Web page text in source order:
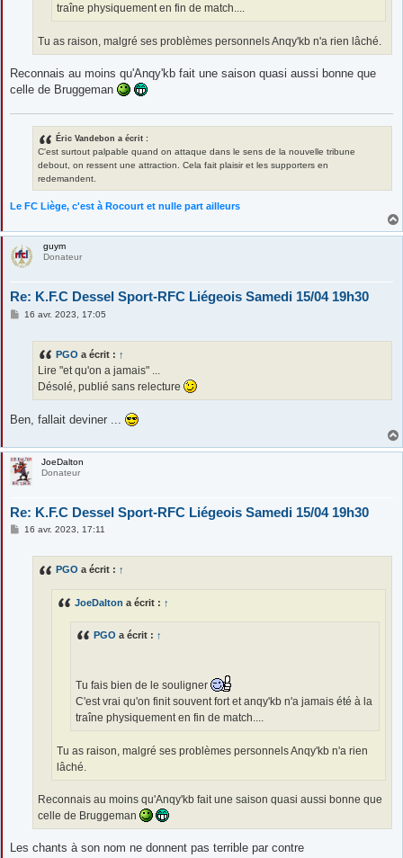
traîne physiquement en fin de match....
Tu as raison, malgré ses problèmes personnels Anqy'kb n'a rien lâché.
Reconnais au moins qu'Anqy'kb fait une saison quasi aussi bonne que
celle de Bruggeman
Éric Vandebon a écrit :
C'est surtout palpable quand on attaque dans le sens de la nouvelle tribune
debout, on ressent une attraction. Cela fait plaisir et les supporters en
redemandent.
Le FC Liège, c'est à Rocourt et nulle part ailleurs
guym
Donateur
Re: K.F.C Dessel Sport-RFC Liégeois Samedi 15/04 19h30
M16 avr. 2023, 17:05
PGO a écrit : ↑
Lire "et qu'on a jamais" ...
Désolé, publié sans relecture
Ben, fallait deviner ...
JoeDalton
Donateur
Re: K.F.C Dessel Sport-RFC Liégeois Samedi 15/04 19h30
M16 avr. 2023, 17:11
PGO a écrit : ↑
JoeDalton a écrit : ↑
PGO a écrit : ↑
Tu fais bien de le souligner
C'est vrai qu'on finit souvent fort et anqy'kb n'a jamais été à la
traîne physiquement en fin de match....
Tu as raison, malgré ses problèmes personnels Anqy'kb n'a rien
lâché.
Reconnais au moins qu'Anqy'kb fait une saison quasi aussi bonne que
celle de Bruggeman
Les chants à son nom ne donnent pas terrible par contre